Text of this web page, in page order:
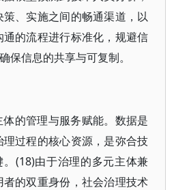
、实施之间的畅通渠道，以
的流程进行标准化，规避信
保信息的共享与可复制。
的管理与服务赋能。数据是
过程的核心资源，是弥合技
。(18)由于治理的多元主体兼
的双重身份，社会治理技术